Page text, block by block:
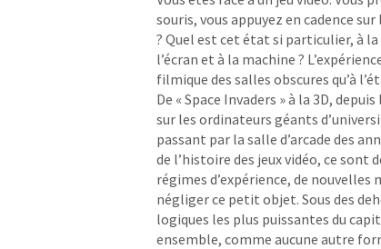
souris, vous appuyez en cadence
? Quel est cet état si particulier, à
l’écran et à la machine ?
filmique des salles obscures qu’à
De « Space Invaders » à la 3D,
sur les ordinateurs géants
passant par la salle d’arcade des
de l’histoire des jeux vidéo, ce sont
régimes d’expérience, de nouvelles
négliger ce petit objet. Sous des
logiques les plus puissantes du
ensemble, comme aucune autre